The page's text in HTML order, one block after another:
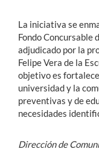
La iniciativa se
Fondo Concursable
adjudicado por la
Felipe Vera de la
objetivo es
universidad y la
preventivas y de
necesidades
Dirección de